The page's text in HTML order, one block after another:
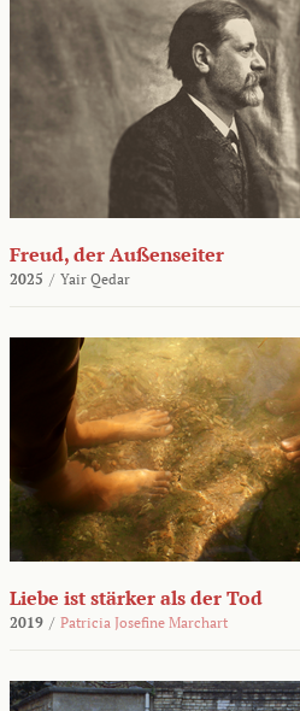
Freud, der Außenseiter
2025 / Yair Qedar
Liebe ist stärker als der Tod
2019 / Patricia Josefine Marchart